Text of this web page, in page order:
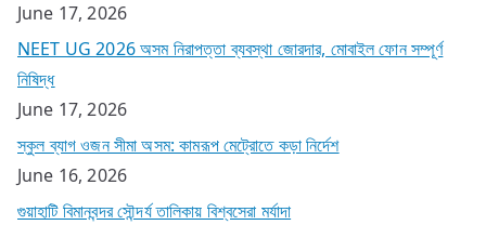
June 17, 2026
NEET UG 2026 অসম নিরাপত্তা ব্যবস্থা জোরদার, মোবাইল ফোন সম্পূর্ণ
নিষিদ্ধ
June 17, 2026
স্কুল ব্যাগ ওজন সীমা অসম: কামরূপ মেট্রোতে কড়া নির্দেশ
June 16, 2026
গুয়াহাটি বিমানবন্দর সৌন্দর্য তালিকায় বিশ্বসেরা মর্যাদা